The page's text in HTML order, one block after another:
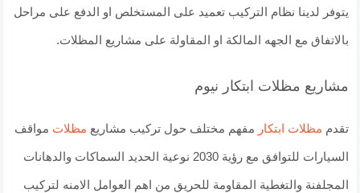
يتوفر لدينا نظام التركيب تعميد على المستخلص او الدفع على مراحل
بالاتفاق مع الجهه المالكة او المقاولة على مشاريع المظلات.
مشاريع مظلات ابتكار نيوم
تقدم مظلات ابتكار مفهم مختلف حول تركيب مشاريع مظلات مواقف
السيارات للتوافق مع رؤية 2030 نوعية الحديد السماكات والدهانات
المجلفنة والتغطية المقاومة للحريق من اهم العوامل الامنه لتركيب